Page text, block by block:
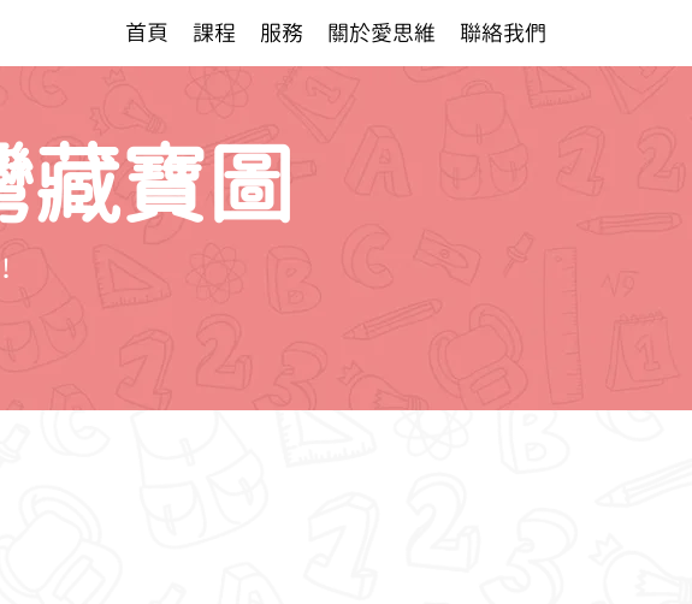
首頁 課程 服務 關於愛思維 聯絡我們
寶圖